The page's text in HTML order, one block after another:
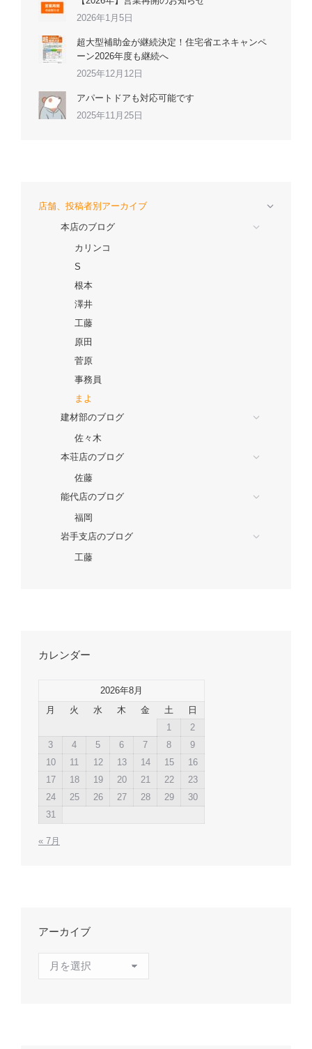
2026年1月5日
超大型補助金が継続決定！住宅省エネキャンペ
ーン2026年度も継続へ
2025年12月12日
アパートドアも対応可能です
2025年11月25日
店舗、投稿者別アーカイブ
本店のブログ
カリンコ
S
根本
澤井
工藤
原田
菅原
事務員
まよ
建材部のブログ
佐々木
本荘店のブログ
佐藤
能代店のブログ
福岡
岩手支店のブログ
工藤
カレンダー
2026年8月
月
火 水 木 金 土
日
1
2
3
4 5 6 7 8
9
10
11 12 13 14 15
16
17
18 19 20 21 22
23
24
25 26 27 28 29
30
31
« 7月
アーカイブ